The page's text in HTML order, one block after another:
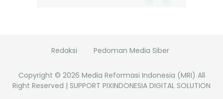
Redaksi Pedoman Media Siber
Copyright © 2026 Media Reformasi Indonesia (MRI) All
Right Reserved | SUPPORT PIXINDONESIA DIGITAL SOLUTION